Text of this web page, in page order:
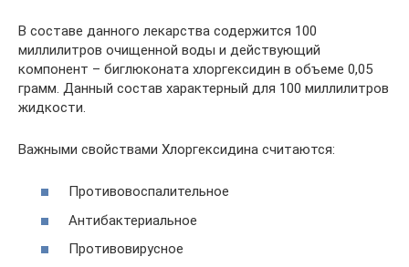
В составе данного лекарства содержится 100
миллилитров очищенной воды и действующий
компонент – биглюконата хлоргексидин в объеме 0,05
грамм. Данный состав характерный для 100 миллилитров
жидкости.
Важными свойствами Хлоргексидина считаются:
Противовоспалительное
Антибактериальное
Противовирусное